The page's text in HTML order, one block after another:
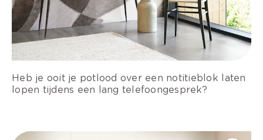
Heb je ooit je potlood over een notitieblok laten
lopen tijdens een lang telefoongesprek?